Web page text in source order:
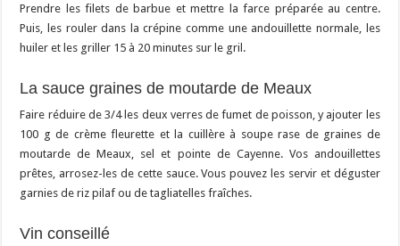
Prendre les filets de barbue et mettre la farce préparée au centre.
Puis, les rouler dans la crépine comme une andouillette normale, les
huiler et les griller 15 à 20 minutes sur le gril.
La sauce graines de moutarde de Meaux
Faire réduire de 3/4 les deux verres de fumet de poisson, y ajouter les
100 g de crème fleurette et la cuillère à soupe rase de graines de
moutarde de Meaux, sel et pointe de Cayenne. Vos andouillettes
prêtes, arrosez-les de cette sauce. Vous pouvez les servir et déguster
garnies de riz pilaf ou de tagliatelles fraîches.
Vin conseillé